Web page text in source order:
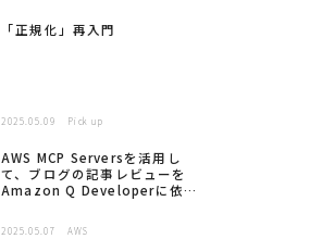
「正規化」再入門
2025.05.09 Pick up
AWS MCP Serversを活用し
て、ブログの記事レビューを
Amazon Q Developerに依頼
2025.05.07 AWS